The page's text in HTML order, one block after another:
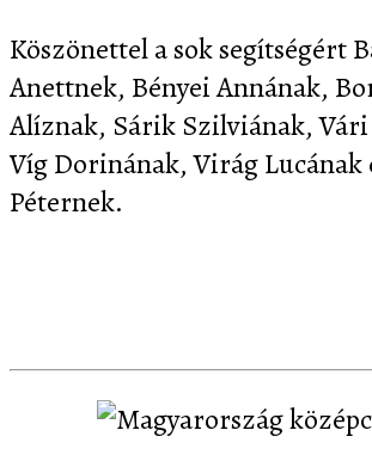
Köszönettel a sok segítségért
Anettnek, Bényei Annának,
Alíznak, Sárik Szilviának,
Víg Dorinának, Virág Lucának
Péternek.